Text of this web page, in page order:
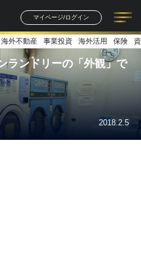
マイページ/ログイン
記事一覧 連載一覧
著者一覧 書籍一覧
海外不動産 事業投資 海外活用 保険
ランドリーの「外観」で
2018.2.5